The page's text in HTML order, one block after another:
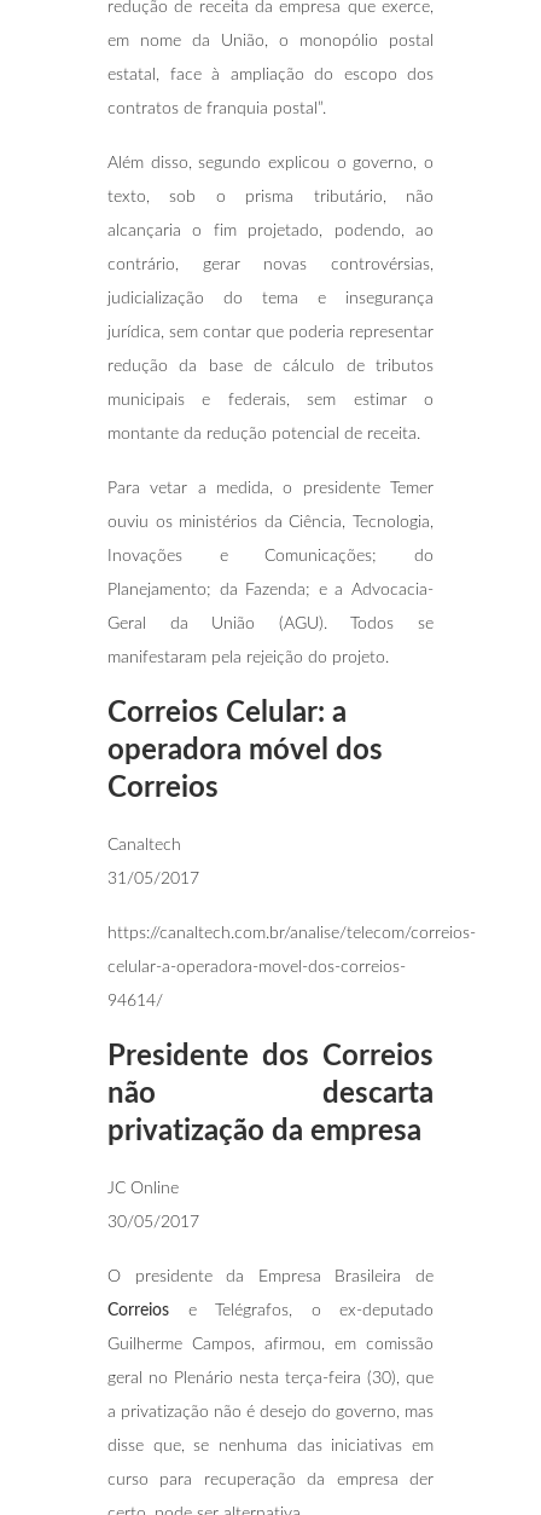
redução de receita da empresa que exerce,
em nome da União, o monopólio postal
estatal, face à ampliação do escopo dos
contratos de franquia postal”.
Além disso, segundo explicou o governo, o
texto, sob o prisma tributário, não
alcançaria o fim projetado, podendo, ao
contrário, gerar novas controvérsias,
judicialização do tema e insegurança
jurídica, sem contar que poderia representar
redução da base de cálculo de tributos
municipais e federais, sem estimar o
montante da redução potencial de receita.
Para vetar a medida, o presidente Temer
ouviu os ministérios da Ciência, Tecnologia,
Inovações e Comunicações; do
Planejamento; da Fazenda; e a Advocacia-
Geral da União (AGU). Todos se
manifestaram pela rejeição do projeto.
Correios Celular: a
operadora móvel dos
Correios
Canaltech
31/05/2017
https://canaltech.com.br/analise/telecom/correios-
celular-a-operadora-movel-dos-correios-
94614/
Presidente dos Correios
não descarta
privatização da empresa
JC Online
30/05/2017
O presidente da Empresa Brasileira de
Correios e Telégrafos, o ex-deputado
Guilherme Campos, afirmou, em comissão
geral no Plenário nesta terça-feira (30), que
a privatização não é desejo do governo, mas
disse que, se nenhuma das iniciativas em
curso para recuperação da empresa der